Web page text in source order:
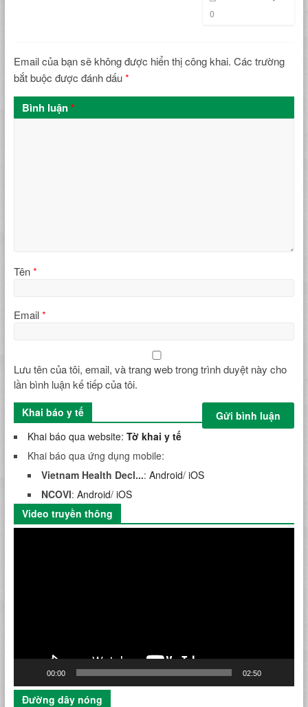
0
Email của bạn sẽ không được hiển thị công khai. Các trường
bắt buộc được đánh dấu*
Bình luận*
Tên*
Email*
Lưu tên của tôi, email, và trang web trong trình duyệt này cho
lần bình luận kế tiếp của tôi.
Khai báo y tế
Khai báo qua website: Tờ khai y tế
Khai báo qua ứng dụng mobile:
Vietnam Health Decl...: Android/ iOS
NCOVI: Android/ iOS
Video truyền thông
00:00 02:50
Đường dây nóng